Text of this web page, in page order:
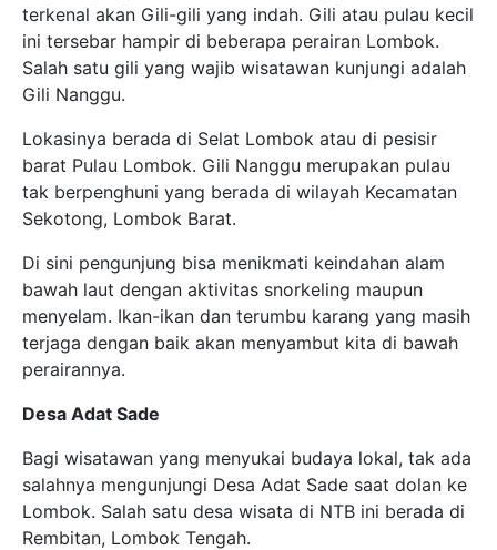
terkenal akan Gili-gili yang indah. Gili atau pulau kecil
ini tersebar hampir di beberapa perairan Lombok.
Salah satu gili yang wajib wisatawan kunjungi adalah
Gili Nanggu.
Lokasinya berada di Selat Lombok atau di pesisir
barat Pulau Lombok. Gili Nanggu merupakan pulau
tak berpenghuni yang berada di wilayah Kecamatan
Sekotong, Lombok Barat.
Di sini pengunjung bisa menikmati keindahan alam
bawah laut dengan aktivitas snorkeling maupun
menyelam. Ikan-ikan dan terumbu karang yang masih
terjaga dengan baik akan menyambut kita di bawah
perairannya.
Desa Adat Sade
Bagi wisatawan yang menyukai budaya lokal, tak ada
salahnya mengunjungi Desa Adat Sade saat dolan ke
Lombok. Salah satu desa wisata di NTB ini berada di
Rembitan, Lombok Tengah.